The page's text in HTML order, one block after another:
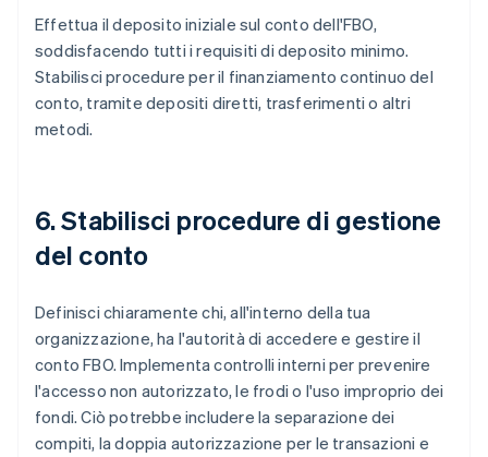
Effettua il deposito iniziale sul conto dell'FBO,
soddisfacendo tutti i requisiti di deposito minimo.
Stabilisci procedure per il finanziamento continuo del
conto, tramite depositi diretti, trasferimenti o altri
metodi.
6. Stabilisci procedure di gestione
del conto
Definisci chiaramente chi, all'interno della tua
organizzazione, ha l'autorità di accedere e gestire il
conto FBO. Implementa controlli interni per prevenire
l'accesso non autorizzato, le frodi o l'uso improprio dei
fondi. Ciò potrebbe includere la separazione dei
compiti, la doppia autorizzazione per le transazioni e